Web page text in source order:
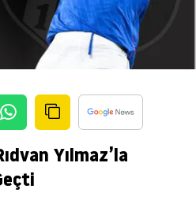
Yılmaz’la